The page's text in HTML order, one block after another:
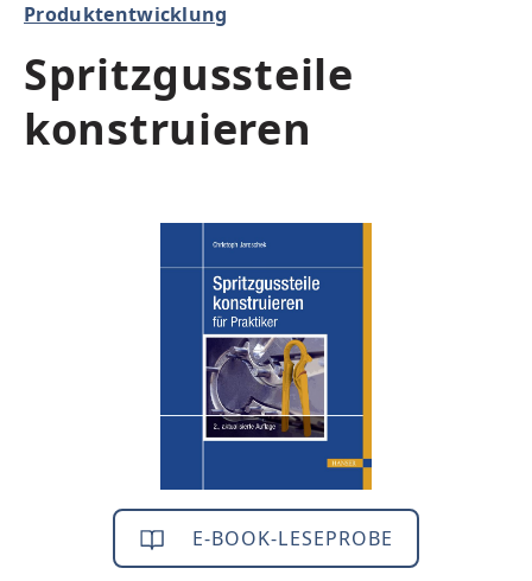
Produktentwicklung
Spritzgussteile
konstruieren
Bildergalerie überspringen
E-BOOK-LESEPROBE